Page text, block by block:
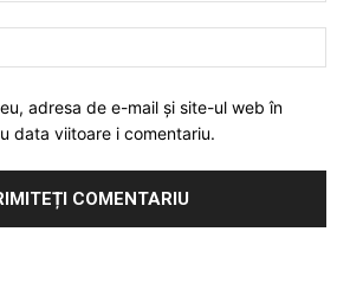
adresa de e-mail și site-ul web în
data viitoare i comentariu.